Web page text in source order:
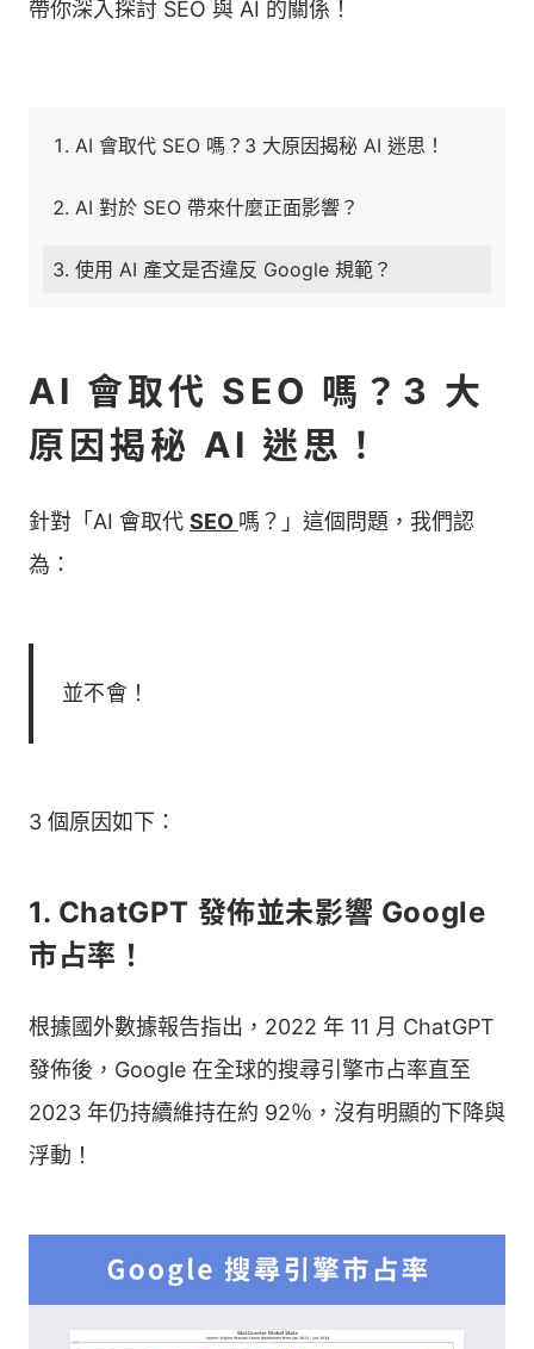
帶你深入探討 SEO 與 AI 的關係！
AI 會取代 SEO 嗎？3 大原因揭秘 AI 迷思！
AI 對於 SEO 帶來什麼正面影響？
使用 AI 產文是否違反 Google 規範？
AI 會取代 SEO 嗎？3 大
原因揭秘 AI 迷思！
針對「AI 會取代 SEO 嗎？」這個問題，我們認
為：
並不會！
3 個原因如下：
1. ChatGPT 發佈並未影響 Google
市占率！
根據國外數據報告指出，2022 年 11 月 ChatGPT
發佈後，Google 在全球的搜尋引擎市占率直至
2023 年仍持續維持在約 92％，沒有明顯的下降與
浮動！